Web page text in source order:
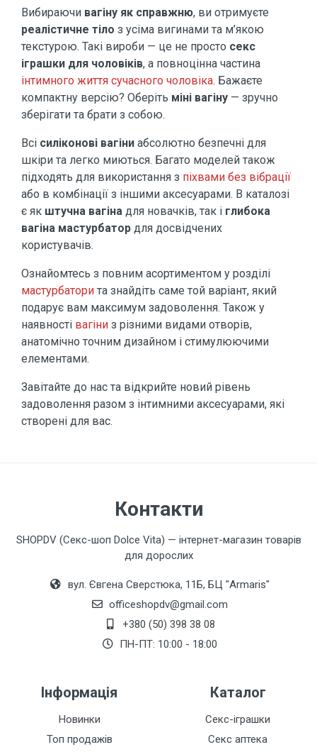
Вибираючи вагіну як справжню, ви отримуєте
реалістичне тіло з усіма вигинами та м’якою
текстурою. Такі вироби — це не просто секс
іграшки для чоловіків, а повноцінна частина
інтимного життя сучасного чоловіка. Бажаєте
компактну версію? Оберіть міні вагіну — зручно
зберігати та брати з собою.
Всі силіконові вагіни абсолютно безпечні для
шкіри та легко миються. Багато моделей також
підходять для використання з піхвами без вібрації
або в комбінації з іншими аксесуарами. В каталозі
є як штучна вагіна для новачків, так і глибока
вагіна мастурбатор для досвідчених
користувачів.
Ознайомтесь з повним асортиментом у розділі
мастурбатори та знайдіть саме той варіант, який
подарує вам максимум задоволення. Також у
наявності вагіни з різними видами отворів,
анатомічно точним дизайном і стимулюючими
елементами.
Завітайте до нас та відкрийте новий рівень
задоволення разом з інтимними аксесуарами, які
створені для вас.
Контакти
SHOPDV (Секс-шоп Dolce Vita) — інтернет-магазин товарів
для дорослих
вул. Євгена Сверстюка, 11Б, БЦ "Armaris"
officeshopdv@gmail.com
+380 (50) 398 38 08
ПН-ПТ: 10:00 - 18:00
Інформація
Новинки
Топ продажів
Каталог
Секс-іграшки
Секс аптека